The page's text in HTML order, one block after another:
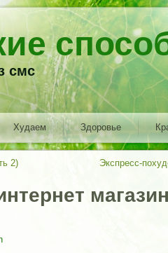
смс
Худаем Здоровье
2) Экспресс-